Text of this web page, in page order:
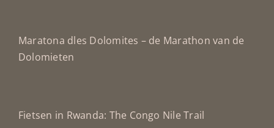
Maratona dles Dolomites – de Marathon van de
Dolomieten
Fietsen in Rwanda: The Congo Nile Trail